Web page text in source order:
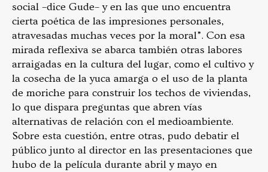
social –dice Gude– y en las que uno encuentra
cierta poética de las impresiones personales,
atravesadas muchas veces por la moral”. Con esa
mirada reflexiva se abarca también otras labores
arraigadas en la cultura del lugar, como el cultivo y
la cosecha de la yuca amarga o el uso de la planta
de moriche para construir los techos de viviendas,
lo que dispara preguntas que abren vías
alternativas de relación con el medioambiente.
Sobre esta cuestión, entre otras, pudo debatir el
público junto al director en las presentaciones que
hubo de la película durante abril y mayo en